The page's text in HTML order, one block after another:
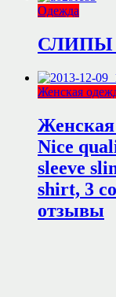
Одежда
СЛИПЫ
Женская
Женская
Nice
sleeve
shirt, 3
отзывы